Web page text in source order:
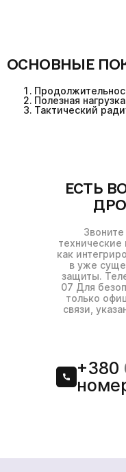
ОСНОВНЫЕ
Полезная
Тактический
ЕСТЬ
как
в уже
защиты.
07 Для
только
связи,
+380